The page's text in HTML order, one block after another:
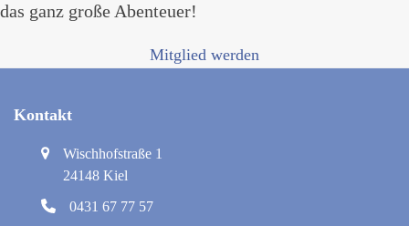
das ganz große Abenteuer!
Mitglied werden
Kontakt
Wischhofstraße 1
24148 Kiel
0431 67 77 57